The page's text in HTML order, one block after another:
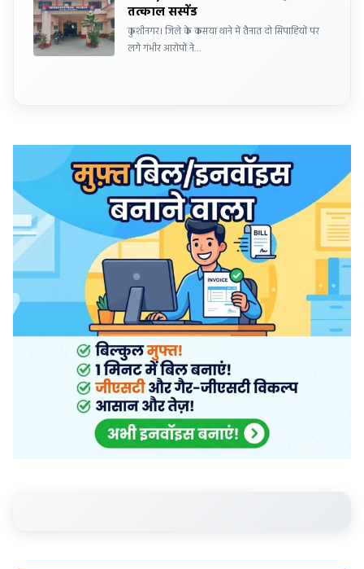
तत्काल सस्पेंड
कुशीनगर। जिले के कसया थाने में तैनात दो सिपाहियों पर
लगे गंभीर आरोपों ने…